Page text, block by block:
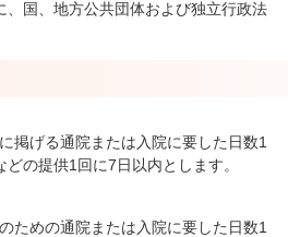
国、地方公共団体および独立行政法
掲げる通院または入院に要した日数1
の提供1回に7日以内とします。
ための通院または入院に要した日数1